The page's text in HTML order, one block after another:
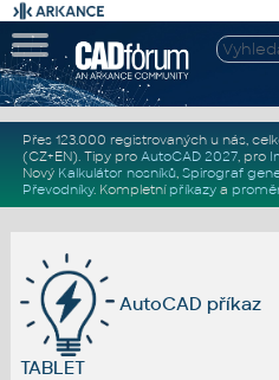
Přes 123.000 registrovaných u nás,
(CZ+EN). Tipy pro AutoCAD 2027, pro
Nový Kalkulátor nosníků, Spirograf
Převodníky. Kompletní příkazya
AutoCAD příkaz
TABLET